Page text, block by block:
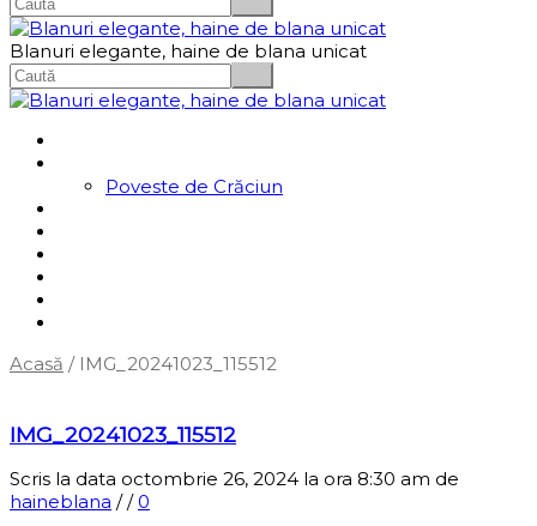
Blanuri elegante, haine de blana unicat
Poveste de Crăciun
Acasă / IMG_20241023_115512
IMG_20241023_115512
Scris la data octombrie 26, 2024 la ora 8:30 am de
haineblana //0